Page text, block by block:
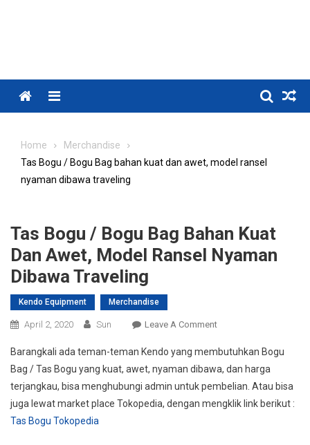
Menu
Home
Merchandise
Tas Bogu / Bogu Bag bahan kuat dan awet, model ransel
nyaman dibawa traveling
Tas Bogu / Bogu Bag Bahan Kuat
Dan Awet, Model Ransel Nyaman
Dibawa Traveling
Kendo Equipment Merchandise
April 2, 2020 Sun Leave A CommentOn
Bogu
/
Bogu
Bag
Barangkali ada teman-teman Kendo yang membutuhkan Bogu
Bag / Tas Bogu yang kuat, awet, nyaman dibawa, dan harga
terjangkau, bisa menghubungi admin untuk pembelian. Atau bisa
juga lewat market place Tokopedia, dengan mengklik link berikut :
Tas Bogu Tokopedia